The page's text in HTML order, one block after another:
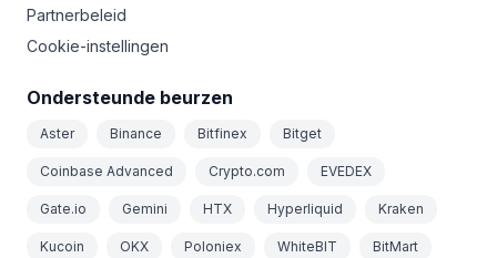
Partnerbeleid
Cookie-instellingen
Ondersteunde beurzen
Aster Binance Bitfinex Bitget
Coinbase Advanced Crypto.com EVEDEX
Gate.io Gemini HTX Hyperliquid Kraken
Kucoin OKX Poloniex WhiteBIT BitMart